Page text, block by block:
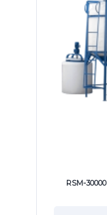
RSM-